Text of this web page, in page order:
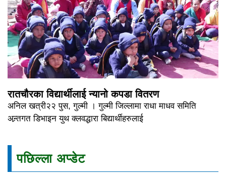
रातचौरका विद्यार्थीलाई न्यानो कपडा वितरण
अनिल खत्री२२ पुस, गुल्मी । गुल्मी जिल्लामा राधा माधव समिति
अन्र्तगत डिभाइन युथ क्लवद्धारा बिद्यार्थीहरुलाई
पछिल्ला अप्डेट